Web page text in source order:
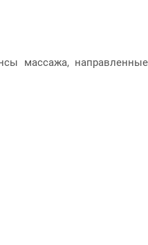
массажа,